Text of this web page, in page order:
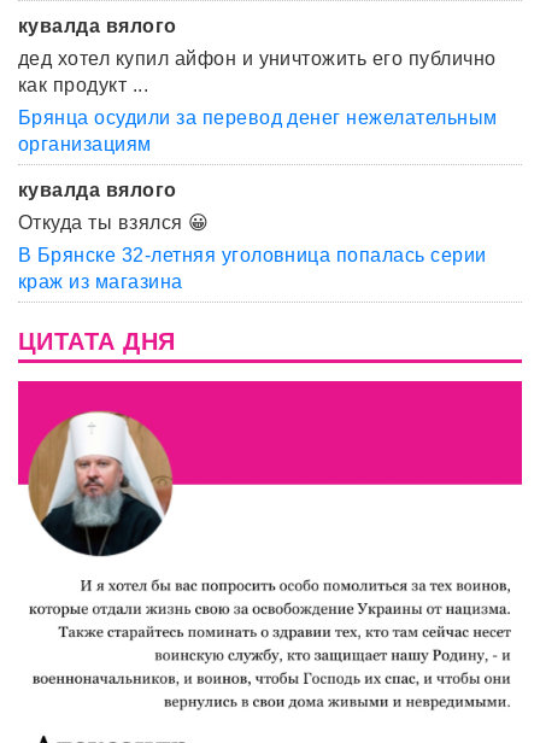
кувалда вялого
дед хотел купил айфон и уничтожить его публично
как продукт ...
Брянца осудили за перевод денег нежелательным
организациям
кувалда вялого
Откуда ты взялся 😀
В Брянске 32-летняя уголовница попалась серии
краж из магазина
ЦИТАТА ДНЯ